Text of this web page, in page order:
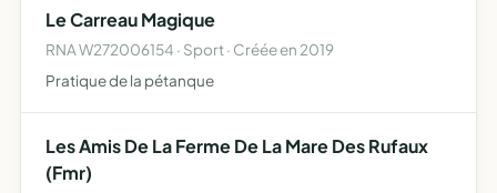
Le Carreau Magique
RNA W272006154 · Sport · Créée en 2019
Pratique de la pétanque
Les Amis De La Ferme De La Mare Des Rufaux
(Fmr)